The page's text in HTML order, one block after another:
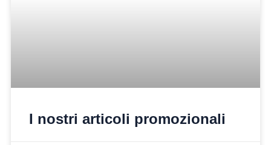
I nostri articoli promozionali